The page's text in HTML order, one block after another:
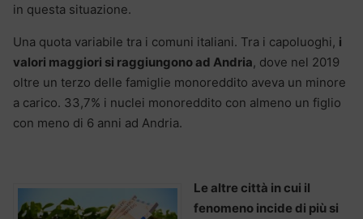
in questa situazione.
Una quota variabile tra i comuni italiani. Tra i capoluoghi, i
valori maggiori si raggiungono ad Andria, dove nel 2019
oltre un terzo delle famiglie monoreddito aveva un minore
a carico. 33,7% i nuclei monoreddito con almeno un figlio
con meno di 6 anni ad Andria.
Le altre città in cui il
fenomeno incide di più si